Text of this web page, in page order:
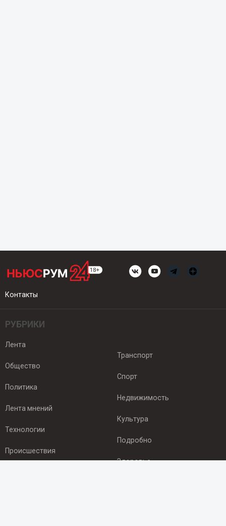
Контакты
РУБРИКИ
Лента
Общество
Политика
Лента мнений
Технологии
Происшествия
Транспорт
Спорт
Недвижимость
Культура
Подробно
Здоровье